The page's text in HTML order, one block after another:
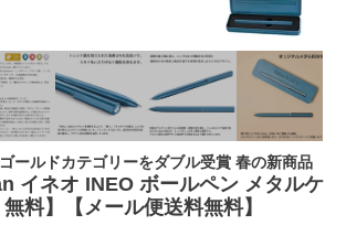
ールドカテゴリーをダブル受賞 春の新商品
イネオ INEO ボールペン メタルケ
料】【メール便送料無料】